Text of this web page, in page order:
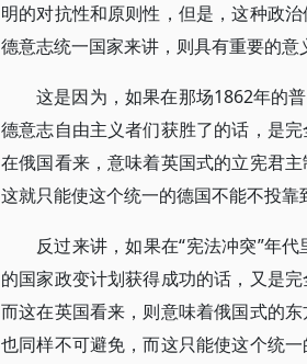
明的对抗性和原则性，但是，这种政
德意志统一国家来讲，则具有重要的意
这是因为，如果在那场1862年的
德意志自由主义者们获胜了的话，是
在俄国看来，意味着英国式的立宪君
这就只能使这个统一的德国不能不投靠
反过来讲，如果在“宪法冲突”年
的国家政变计划获得成功的话，又是
而这在英国看来，则意味着俄国式的
也同样不可避免，而这只能使这个统